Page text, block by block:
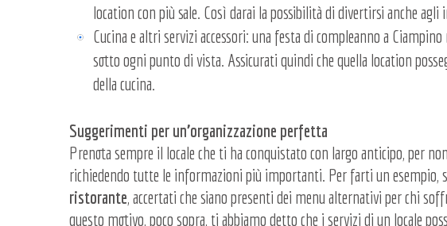
location con più sale. Così darai la possibilità di divertirsi anche
Cucina e altri servizi accessori: una festa di compleanno a
sotto ogni punto di vista. Assicurati quindi che quella location
della cucina.
Suggerimenti per un’organizzazione perfetta
Prenota sempre il locale che ti ha conquistato con largo anticipo, per
richiedendo tutte le informazioni più importanti. Per farti un esempio,
ristorante, accertati che siano presenti dei menu alternativi per chi
questo motivo, poco sopra, ti abbiamo detto che i servizi di un locale